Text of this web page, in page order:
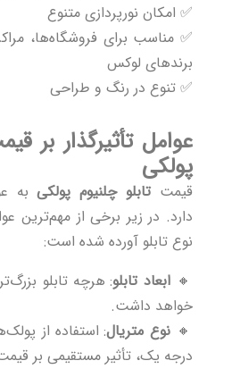
✅ امکان نورپردازی متنوع
✅ مناسب برای فروشگاه‌ها،
برندهای لوکس
✅ تنوع در رنگ و طراحی
عوامل تأثیرگذار بر
پولکی
قیمت تابلو چلنیوم پولکیبه
دارد. در زیر برخی از مهم‌ترین
نوع تابلو آورده شده است:
🔸 ابعاد تابلو: هرچه تابلو
خواهد داشت.
🔸 نوع متریال: استفاده از
درجه یک، تأثیر مستقیمی بر